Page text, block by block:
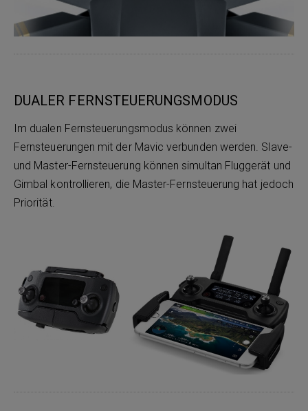
DUALER FERNSTEUERUNGSMODUS
Im dualen Fernsteuerungsmodus können zwei
Fernsteuerungen mit der Mavic verbunden werden. Slave-
und Master-Fernsteuerung können simultan Fluggerät und
Gimbal kontrollieren, die Master-Fernsteuerung hat jedoch
Priorität.